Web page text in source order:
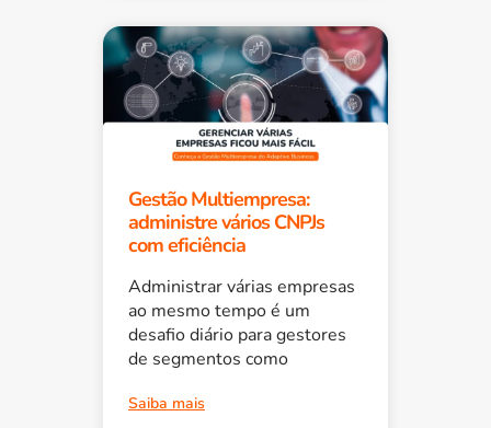
Gestão Multiempresa:
administre vários CNPJs
com eficiência
Administrar várias empresas
ao mesmo tempo é um
desafio diário para gestores
de segmentos como
Saiba mais